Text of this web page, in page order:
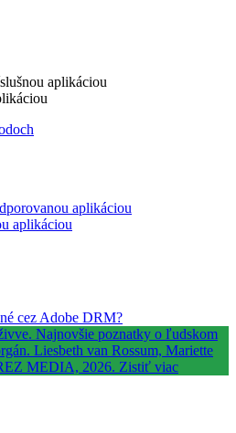
aplikáciou
aplikáciou
aplikáciou
cez Adobe DRM?